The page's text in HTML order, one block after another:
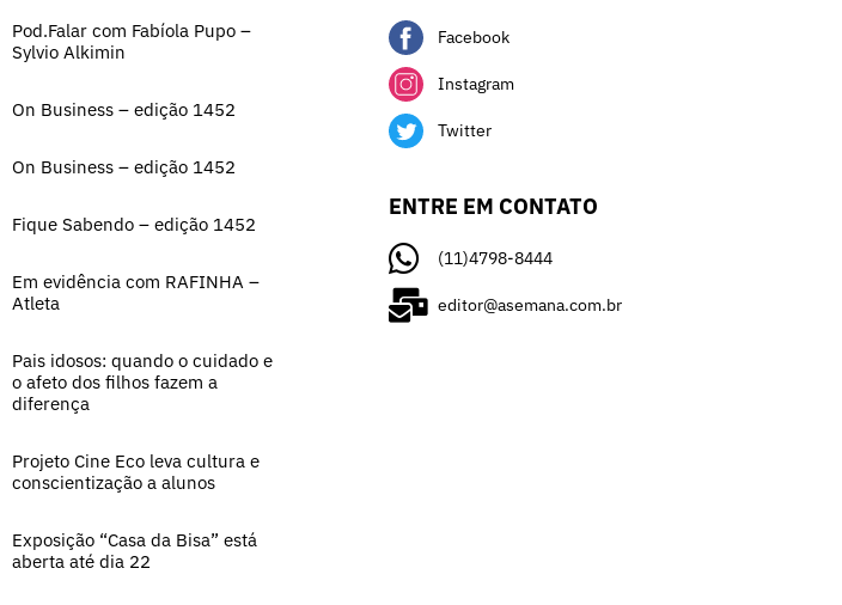
Pod.Falar com Fabíola Pupo –
Sylvio Alkimin
On Business – edição 1452
On Business – edição 1452
Fique Sabendo – edição 1452
Em evidência com RAFINHA –
Atleta
Pais idosos: quando o cuidado e
o afeto dos filhos fazem a
diferença
Projeto Cine Eco leva cultura e
conscientização a alunos
Exposição “Casa da Bisa” está
aberta até dia 22
Facebook
Instagram
Twitter
ENTRE EM CONTATO
(11)4798-8444
editor@asemana.com.br